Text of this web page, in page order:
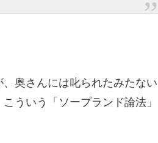
奥さんには叱られたみたない
ういう「ソープランド論法」